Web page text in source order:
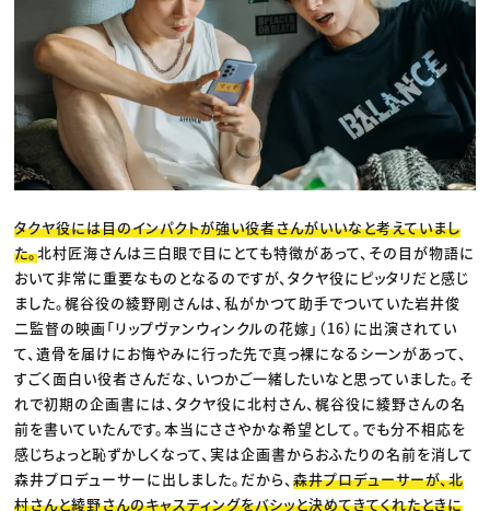
タクヤ役には目のインパクトが強い役者さんがいいなと考えていまし
た。北村匠海さんは三白眼で目にとても特徴があって、その目が物語に
おいて非常に重要なものとなるのですが、タクヤ役にピッタリだと感じ
ました。梶谷役の綾野剛さんは、私がかつて助手でついていた岩井俊
二監督の映画「リップヴァンウィンクルの花嫁」（16）に出演されてい
て、遺骨を届けにお悔やみに行った先で真っ裸になるシーンがあって、
すごく面白い役者さんだな、いつかご一緒したいなと思っていました。そ
れで初期の企画書には、タクヤ役に北村さん、梶谷役に綾野さんの名
前を書いていたんです。本当にささやかな希望として。でも分不相応を
感じちょっと恥ずかしくなって、実は企画書からおふたりの名前を消して
森井プロデューサーに出しました。だから、森井プロデューサーが、北
村さんと綾野さんのキャスティングをバシッと決めてきてくれたときに